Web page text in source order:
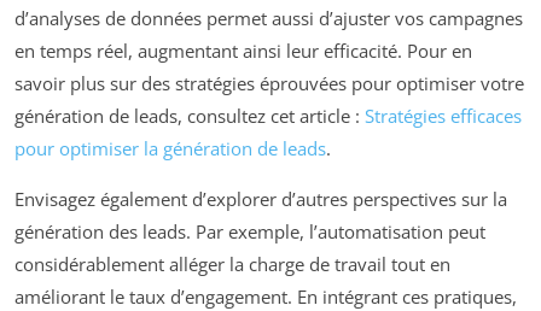
d’analyses de données permet aussi d’ajuster vos campagnes
en temps réel, augmentant ainsi leur efficacité. Pour en
savoir plus sur des stratégies éprouvées pour optimiser votre
génération de leads, consultez cet article : Stratégies efficaces
pour optimiser la génération de leads.
Envisagez également d’explorer d’autres perspectives sur la
génération des leads. Par exemple, l’automatisation peut
considérablement alléger la charge de travail tout en
améliorant le taux d’engagement. En intégrant ces pratiques,